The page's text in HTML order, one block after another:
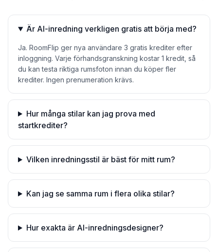
Är AI-inredning verkligen gratis att börja med?
Ja. RoomFlip ger nya användare 3 gratis krediter efter
inloggning. Varje förhandsgranskning kostar 1 kredit, så
du kan testa riktiga rumsfoton innan du köper fler
krediter. Ingen prenumeration krävs.
Hur många stilar kan jag prova med
startkrediter?
Vilken inredningsstil är bäst för mitt rum?
Kan jag se samma rum i flera olika stilar?
Hur exakta är AI-inredningsdesigner?